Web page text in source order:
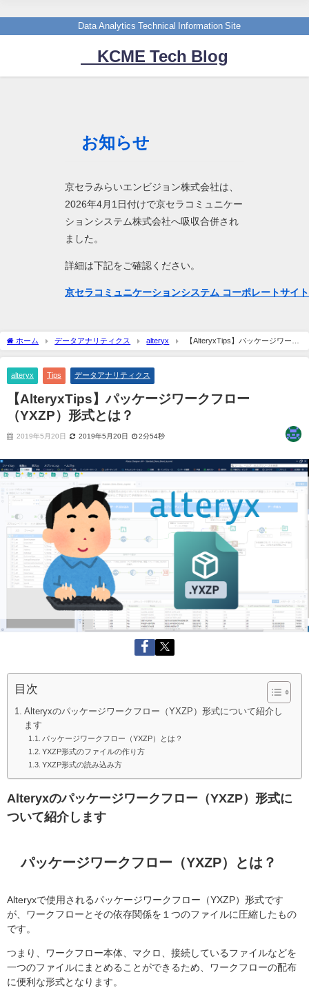
Data Analytics Technical Information Site
KCME Tech Blog
お知らせ
京セラみらいエンビジョン株式会社は、
2026年4月1日付けで京セラコミュニケー
ションシステム株式会社へ吸収合併され
ました。
詳細は下記をご確認ください。
京セラコミュニケーションシステム コーポレートサイ
ホーム データアナリティクス alteryx
【AlteryxTips】パッケージワーク
フロー（YXZP）形式とは？
alteryx Tips データアナリティクス
【AlteryxTips】パッケージワークフロー
（YXZP）形式とは？
2019年5月20日 2019年5月20日 2分54秒
目次
Alteryxのパッケージワークフロー（YXZP）形式について紹介し
ます
パッケージワークフロー（YXZP）とは？
YXZP形式のファイルの作り方
YXZP形式の読み込み方
Alteryxのパッケージワークフロー（YXZP）形式に
ついて紹介します
パッケージワークフロー（YXZP）とは？
Alteryxで使用されるパッケージワークフロー（YXZP）形式です
が、ワークフローとその依存関係を１つのファイルに圧縮したもの
です。
つまり、ワークフロー本体、マクロ、接続しているファイルなどを
一つのファイルにまとめることができるため、ワークフローの配布
に便利な形式となります。